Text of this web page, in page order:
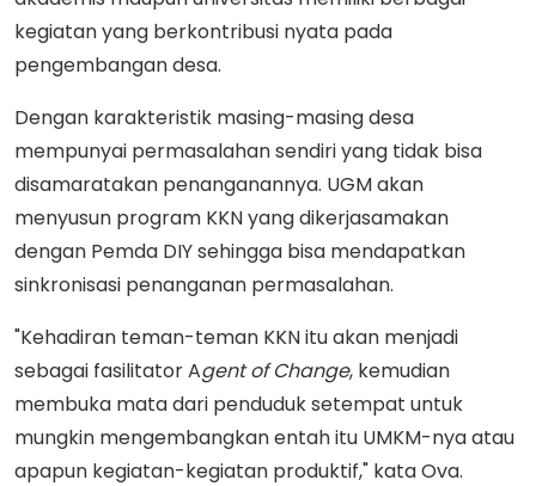
kegiatan yang berkontribusi nyata pada
pengembangan desa.
Dengan karakteristik masing-masing desa
mempunyai permasalahan sendiri yang tidak bisa
disamaratakan penanganannya. UGM akan
menyusun program KKN yang dikerjasamakan
dengan Pemda DIY sehingga bisa mendapatkan
sinkronisasi penanganan permasalahan.
"Kehadiran teman-teman KKN itu akan menjadi
sebagai fasilitator Agent of Change, kemudian
membuka mata dari penduduk setempat untuk
mungkin mengembangkan entah itu UMKM-nya atau
apapun kegiatan-kegiatan produktif," kata Ova.